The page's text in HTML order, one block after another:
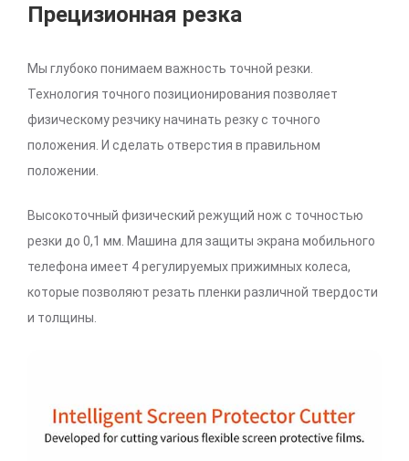
Прецизионная резка
Мы глубоко понимаем важность точной резки.
Технология точного позиционирования позволяет
физическому резчику начинать резку с точного
положения. И сделать отверстия в правильном
положении.
Высокоточный физический режущий нож с точностью
резки до 0,1 мм. Машина для защиты экрана мобильного
телефона имеет 4 регулируемых прижимных колеса,
которые позволяют резать пленки различной твердости
и толщины.